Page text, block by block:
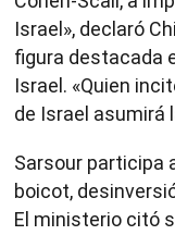
Israel», declaró
figura destacada
Israel. «Quien
de Israel asumirá
Sarsour participa
boicot,
El ministerio citó